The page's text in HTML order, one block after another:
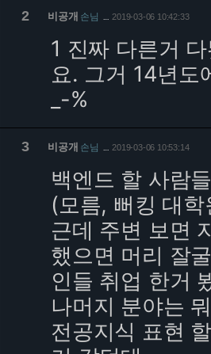
2 비공개 손님 2019-03-06 10:42:33
1 진짜 다른거
요. 그거 14년도
_-%
3 비공개 손님 2019-03-06 10:53:14
백엔드 할 사람
(모름, 뻐킹 대
근데 주변 보면
했으면 머리 잘
인들 취업 한거
나머지 분야는
전공지식 표현